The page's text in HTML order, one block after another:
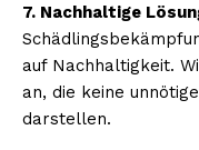
7. Nachhaltige
auf Nachhaltigkeit.
an, die keine
darstellen.